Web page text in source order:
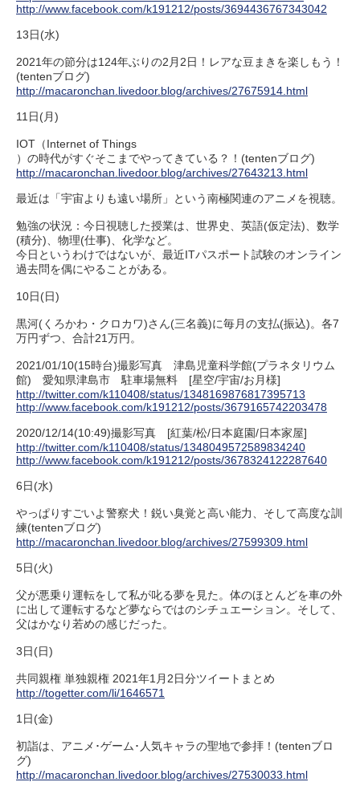
http://www.facebook.com/k191212/posts/3694436767343042
13日(水)
2021年の節分は124年ぶりの2月2日！レアな豆まきを楽しもう！
(tentenブログ)
http://macaronchan.livedoor.blog/archives/27675914.html
11日(月)
IOT（Internet of Things
）の時代がすぐそこまでやってきている？！(tentenブログ)
http://macaronchan.livedoor.blog/archives/27643213.html
最近は「宇宙よりも遠い場所」という南極関連のアニメを視聴。
勉強の状況：今日視聴した授業は、世界史、英語(仮定法)、数学
(積分)、物理(仕事)、化学など。
今日というわけではないが、最近ITパスポート試験のオンライン
過去問を偶にやることがある。
10日(日)
黒河(くろかわ・クロカワ)さん(三名義)に毎月の支払(振込)。各7
万円ずつ、合計21万円。
2021/01/10(15時台)撮影写真 津島児童科学館(プラネタリウム
館) 愛知県津島市 駐車場無料 [星空/宇宙/お月様]
http://twitter.com/k110408/status/1348169876817395713
http://www.facebook.com/k191212/posts/3679165742203478
2020/12/14(10:49)撮影写真 [紅葉/松/日本庭園/日本家屋]
http://twitter.com/k110408/status/1348049572589834240
http://www.facebook.com/k191212/posts/3678324122287640
6日(水)
やっぱりすごいよ警察犬！鋭い臭覚と高い能力、そして高度な訓
練(tentenブログ)
http://macaronchan.livedoor.blog/archives/27599309.html
5日(火)
父が悪乗り運転をして私が叱る夢を見た。体のほとんどを車の外
に出して運転するなど夢ならではのシチュエーション。そして、
父はかなり若めの感じだった。
3日(日)
共同親権 単独親権 2021年1月2日分ツイートまとめ
http://togetter.com/li/1646571
1日(金)
初詣は、アニメ･ゲーム･人気キャラの聖地で参拝！(tentenブロ
グ)
http://macaronchan.livedoor.blog/archives/27530033.html